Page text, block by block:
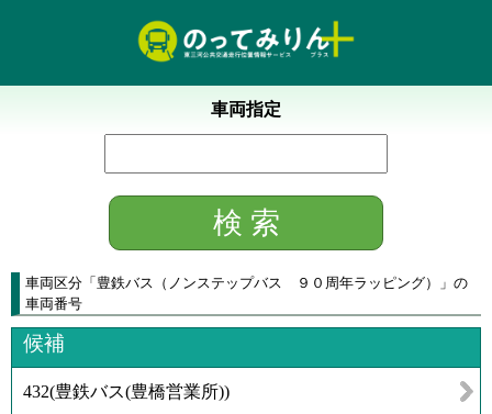
車両指定
車両区分 「 豊鉄バス（ノンステップバス ９０周年ラッピング） 」 の
車両番号
候補
432(豊鉄バス(豊橋営業所))